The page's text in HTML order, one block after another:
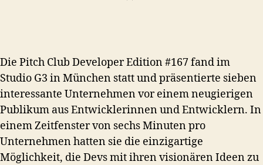
Die Pitch Club Developer Edition #167 fand im
Studio G3 in München statt und präsentierte sieben
interessante Unternehmen vor einem neugierigen
Publikum aus Entwicklerinnen und Entwicklern. In
einem Zeitfenster von sechs Minuten pro
Unternehmen hatten sie die einzigartige
Möglichkeit, die Devs mit ihren visionären Ideen zu